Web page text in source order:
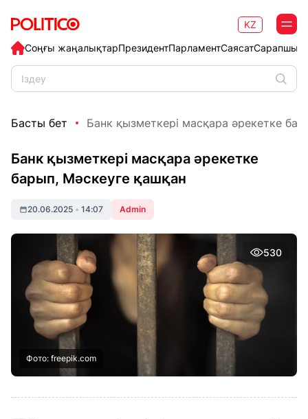
Соңғы жаңалықтарПрезидентПарламентСаясат
KZ
Басты бет Банк қызметкері масқара әрекетке
Банк қызметкері масқара әрекетке
барып, Мәскеуге қашқан
20.06.2025 • 14:07 Admin
530
Фото: freepik.com